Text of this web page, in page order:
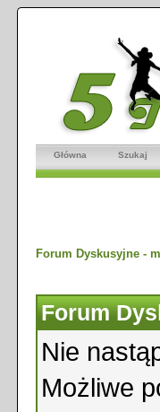
Główna Szukaj
Forum Dyskusyjne -
Forum
Nie
Możliwe